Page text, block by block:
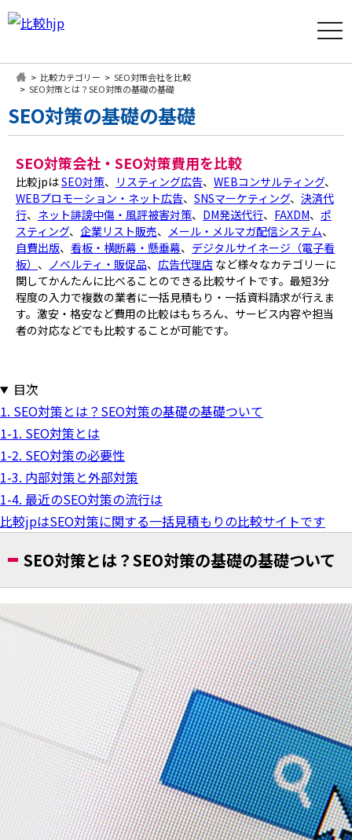
t
o
g
i
o
n
比較カテゴリー
SEO対策会社を比較
SEO対策とは？SEO対策の基礎の基礎
SEO対策の基礎の基礎
SEO対策会社・SEO対策費用を比較
比較jpはSEO対策、 リスティング広告、 WEBコンサルティング、
WEBプロモーション・ネット広告、 SNSマーケティング、 決済代
行、 ネット誹謗中傷・風評被害対策、 DM発送代行、 FAXDM、 ポ
スティング、 企業リスト販売、 メール・メルマガ配信システム、
自費出版、 看板・横断幕・懸垂幕、 デジタルサイネージ（電子看
板） 、 ノベルティ・販促品、 広告代理店 など様々なカテゴリーに
関してかんたんに比べることのできる比較サイトです。最短3分
程度の入力で複数の業者に一括見積もり・一括資料請求が行えま
す。激安・格安など費用の比較はもちろん、サービス内容や担当
者の対応などでも比較することが可能です。
目次
1. SEO対策とは？SEO対策の基礎の基礎ついて
1-1. SEO対策とは
1-2. SEO対策の必要性
1-3. 内部対策と外部対策
1-4. 最近のSEO対策の流行は
比較jpはSEO対策に関する一括見積もりの比較サイトです
SEO対策とは？SEO対策の基礎の基礎ついて